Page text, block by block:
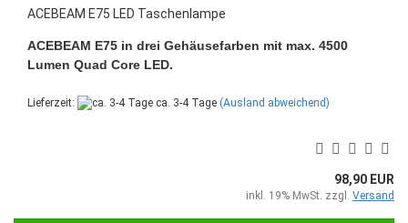
ACEBEAM E75 LED Taschenlampe
ACEBEAM E75 in drei Gehäusefarben mit max. 4500
Lumen Quad Core LED.
Lieferzeit: ca. 3-4 Tage (Ausland abweichend)
98,90 EUR
inkl. 19% MwSt. zzgl. Versand